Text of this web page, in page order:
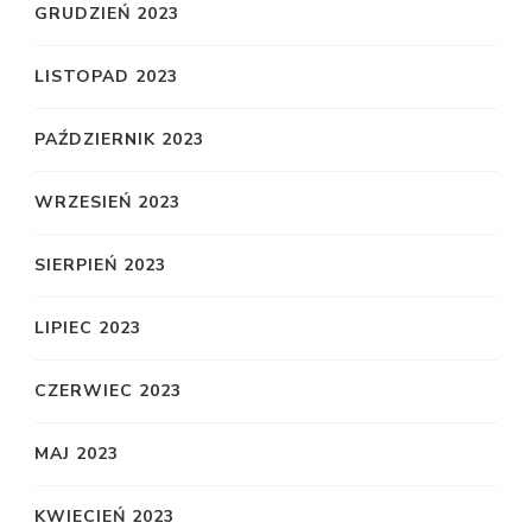
GRUDZIEŃ 2023
LISTOPAD 2023
PAŹDZIERNIK 2023
WRZESIEŃ 2023
SIERPIEŃ 2023
LIPIEC 2023
CZERWIEC 2023
MAJ 2023
KWIECIEŃ 2023